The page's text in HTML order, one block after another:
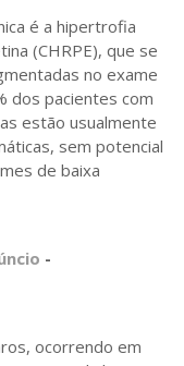
é a hipertrofia
(CHRPE), que se
no exame
dos pacientes com
estão usualmente
sem potencial
de baixa
-
ocorrendo em